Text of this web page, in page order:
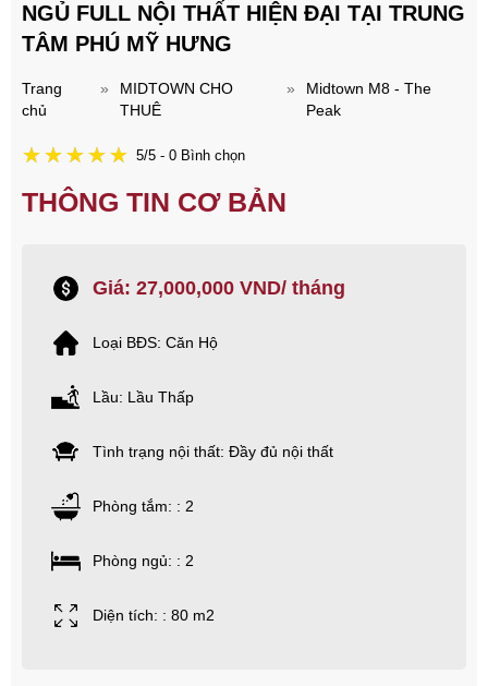
NGỦ FULL NỘI THẤT HIỆN ĐẠI TẠI TRUNG
TÂM PHÚ MỸ HƯNG
Trang
chủ
»
MIDTOWN CHO
THUÊ
»
Midtown M8 - The
Peak
5/5 - 0 Bình chọn
THÔNG TIN CƠ BẢN
Giá: 27,000,000 VND/ tháng
Loại BĐS: Căn Hộ
Lầu: Lầu Thấp
Tình trạng nội thất: Đầy đủ nội thất
Phòng tắm: : 2
Phòng ngủ: : 2
Diện tích: : 80 m2